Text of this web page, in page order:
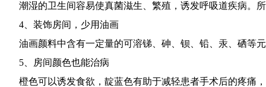
潮湿的卫生间容易使真菌滋生、繁殖，诱发呼吸道疾病。
4、装饰房间，少用油画
油画颜料中含有一定量的可溶锑、砷、钡、铅、汞、硒等
5、房间颜色也能治病
橙色可以诱发食欲，靛蓝色有助于减轻患者手术后的疼痛，